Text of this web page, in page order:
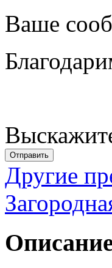
Ваше
Отправить
Другие